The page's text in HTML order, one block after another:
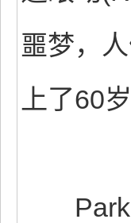
噩梦，
上了60